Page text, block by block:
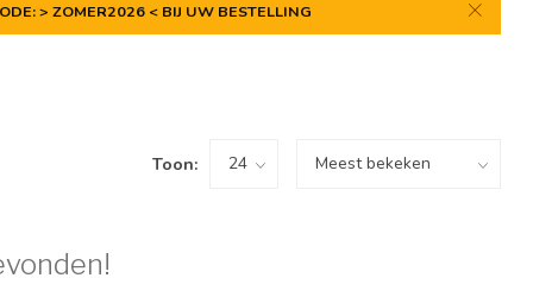
> ZOMER2026 < BIJ UW BESTELLING
Toon: